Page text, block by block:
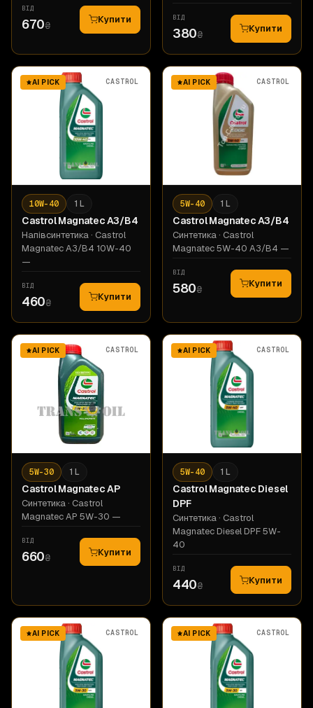
ВІД
670₴ Купити ВІД
380₴ Купити
AI PICK CASTROL
10W-40 1 L
CastrolMagnatec A3/B4
Напівсинтетика · Castrol
Magnatec A3/B4 10W-40
—
ВІД
460₴ Купити
AI PICK CASTROL
5W-40 1 L
CastrolMagnatec A3/B4
Синтетика · Castrol
Magnatec 5W-40 A3/B4 —
ВІД
580₴ Купити
AI PICK CASTROL
5W-30 1 L
CastrolMagnatec AP
Синтетика · Castrol
Magnatec AP 5W-30 —
ВІД
660₴ Купити
AI PICK CASTROL
5W-40 1 L
CastrolMagnatec Diesel
DPF
Синтетика · Castrol
Magnatec Diesel DPF 5W-
40
ВІД
440₴ Купити
AI PICK CASTROL AI PICK CASTROL